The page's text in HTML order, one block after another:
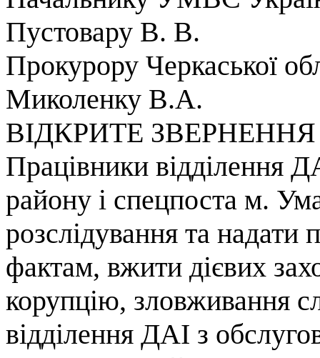
Пустовару В. В.
Прокурору Черкаської
Миколенку В.А.
ВІДКРИТЕ ЗВЕРНЕННЯ
Працівники відділення
району і спецпоста м.
розслідування та надати
фактам, вжити дієвих
корупцію, зловживання
відділення ДАІ з